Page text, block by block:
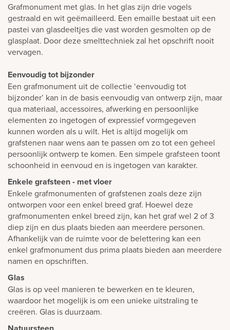
Grafmonument met glas. In het glas zijn drie vogels
gestraald en wit geëmailleerd. Een emaille bestaat uit een
pastei van glasdeeltjes die vast worden gesmolten op de
glasplaat. Door deze smelttechniek zal het opschrift nooit
vervagen.
Eenvoudig tot bijzonder
Een grafmonument uit de collectie ‘eenvoudig tot
bijzonder’ kan in de basis eenvoudig van ontwerp zijn, maar
qua materiaal, accessoires, afwerking en persoonlijke
elementen zo ingetogen of expressief vormgegeven
kunnen worden als u wilt. Het is altijd mogelijk om
grafstenen naar wens aan te passen om zo tot een geheel
persoonlijk ontwerp te komen. Een simpele grafsteen toont
schoonheid in eenvoud en is ingetogen van karakter.
Enkele grafsteen - met vloer
Enkele grafmonumenten of grafstenen zoals deze zijn
ontworpen voor een enkel breed graf. Hoewel deze
grafmonumenten enkel breed zijn, kan het graf wel 2 of 3
diep zijn en dus plaats bieden aan meerdere personen.
Afhankelijk van de ruimte voor de belettering kan een
enkel grafmonument dus prima plaats bieden aan meerdere
namen en opschriften.
Glas
Glas is op veel manieren te bewerken en te kleuren,
waardoor het mogelijk is om een unieke uitstraling te
creëren. Glas is duurzaam.